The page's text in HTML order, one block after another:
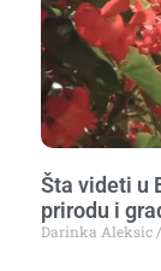
Šta videti u
prirodu i
Darinka Aleksic